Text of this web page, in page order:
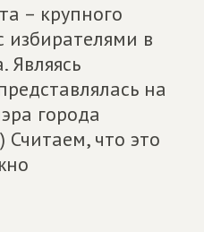
– крупного
избирателями в
Являясь
на
города
что это